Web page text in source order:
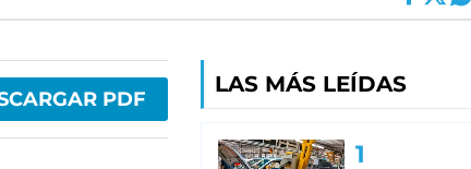
PDF
LAS MÁS LEÍDAS